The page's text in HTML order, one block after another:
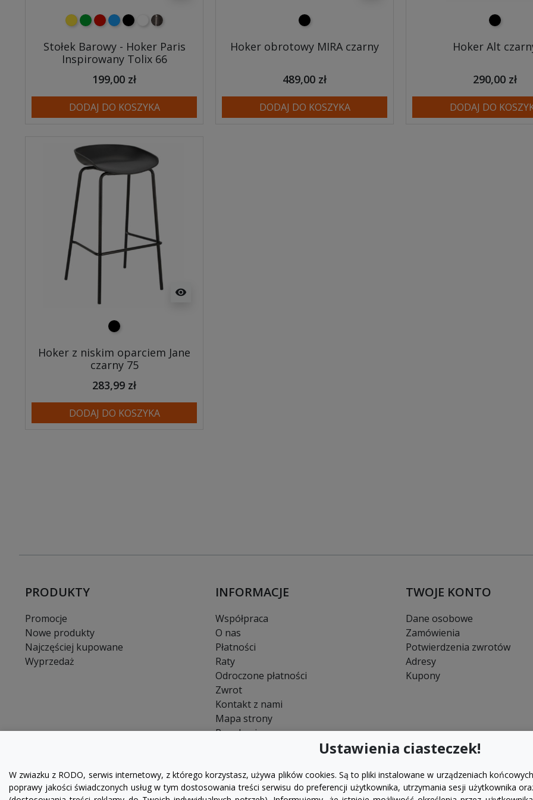
żółtyzielonyczerwony
niebieski
czarny
białymetalowy
Stołek Barowy - Hoker Paris
Inspirowany Tolix 66
199,00 zł
DODAJ DO KOSZYKA
czarny
Hoker obrotowy MIRA czarny
489,00 zł
DODAJ DO KOSZYKA
czarny
Hoker Alt
290,00 zł
DODAJ DO
visibility
czarny
Hoker z niskim oparciem Jane
czarny 75
283,99 zł
DODAJ DO KOSZYKA
Ustawienia ciasteczek!
W zwiazku z RODO, serwis internetowy, z którego korzystasz, używa plików cookies. Są to pliki instalowane w urządzeniach
poprawy jakości świadczonych usług w tym dostosowania treści serwisu do preferencji użytkownika, utrzymania sesji użytkownika
PRODUKTY
Promocje
Nowe produkty
Najczęściej kupowane
Wyprzedaż
INFORMACJE
Współpraca
O nas
Płatności
Raty
Odroczone płatności
Zwrot
Kontakt z nami
Mapa strony
Regulamin
TWOJE KONTO
Dane osobowe
Zamówienia
Potwierdzenia zwrotów
Adresy
Kupony